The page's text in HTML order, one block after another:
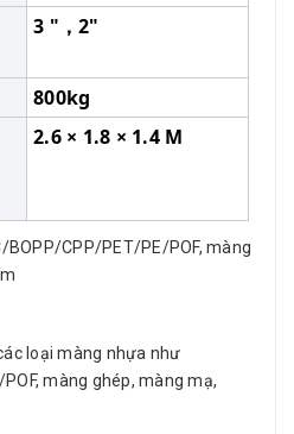
3 "，2"
800kg
2.6 × 1.8 × 1.4 M
BOPP/CPP/PET/PE/POF, màng
loại màng nhựa như
màng ghép, màng mạ,